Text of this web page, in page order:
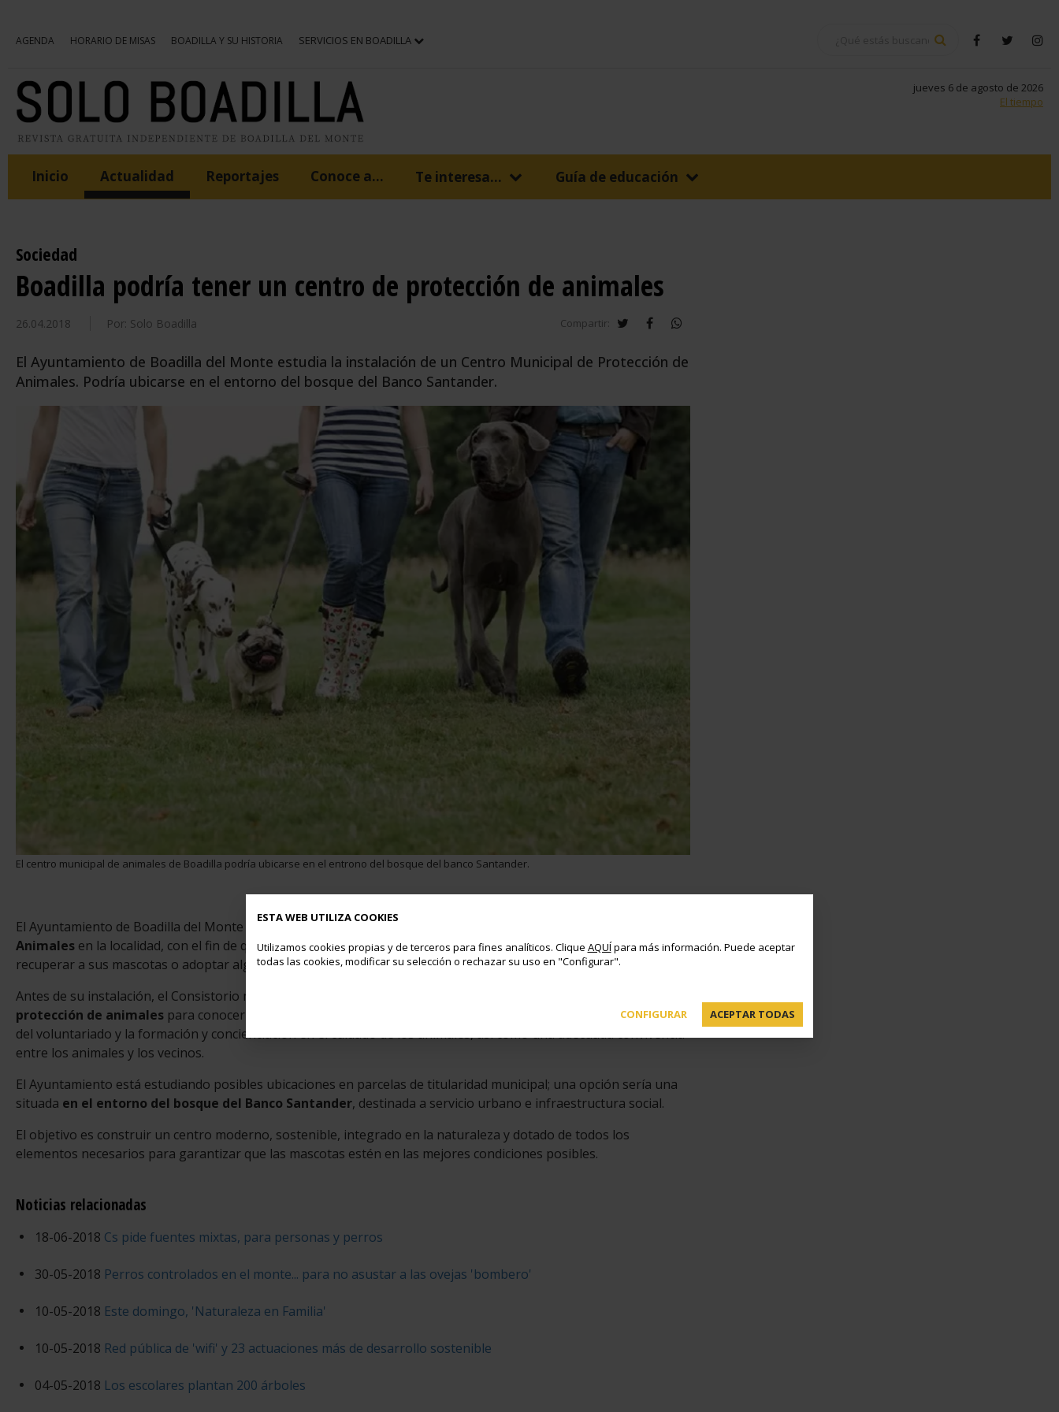
AGENDA HORARIO DE MISAS BOADILLA Y SU HISTORIA SERVICIOS EN BOADILLA BUSCARfacebooktwitter
jueves 6 de agosto de 2026
El tiempo
Inicio Actualidad Reportajes Conoce a... Te interesa... Guía de educación
Sociedad
Boadilla podría tener un centro de protección de animales
26.04.2018 Por: Solo Boadilla Compartir: twitterfacebookwhatsapp
El Ayuntamiento de Boadilla del Monte estudia la instalación de un Centro Municipal de Protección de
Animales. Podría ubicarse en el entorno del bosque del Banco Santander.
El centro municipal de animales de Boadilla podría ubicarse en el entrono del bosque del banco Santander.
El Ayuntamiento de Boadilla del Monte estáestudiando la instalación de un Centro de Protección de
Animales en la localidad, con el fin de que los vecinos no tengan que desplazarse fuera del municipio para
recuperar a sus mascotas o adoptar alguna.
Antes de su instalación, el Consistorio mantendrá
protección de animales para conocer sus puntos de vista. El centro tendrá también como objetivos el fomento
del voluntariado y la formación y concienciación en el cuidado de los animales, así como una adecuada convivencia
entre los animales y los vecinos.
El Ayuntamiento está estudiando posibles ubicaciones en parcelas de titularidad municipal; una opción sería una
situada en el entorno del bosque del Banco Santander, destinada a servicio urbano e infraestructura social.
El objetivo es construir un centro moderno, sostenible, integrado en la naturaleza y dotado de todos los
elementos necesarios para garantizar que las mascotas estén en las mejores condiciones posibles.
Noticias relacionadas
18-06-2018 Cs pide fuentes mixtas, para personas y perros
30-05-2018 Perros controlados en el monte... para no asustar a las ovejas 'bombero'
10-05-2018 Este domingo, 'Naturaleza en Familia'
10-05-2018 Red pública de 'wifi' y 23 actuaciones más de desarrollo sostenible
04-05-2018 Los escolares plantan 200 árboles
ESTA WEB UTILIZA COOKIES
Utilizamos cookies propias y de terceros para fines analíticos. Clique AQUÍpara más información. Puede aceptar
todas las cookies, modificar su selección o rechazar su uso en "Configurar".
CONFIGURAR ACEPTAR TODAS